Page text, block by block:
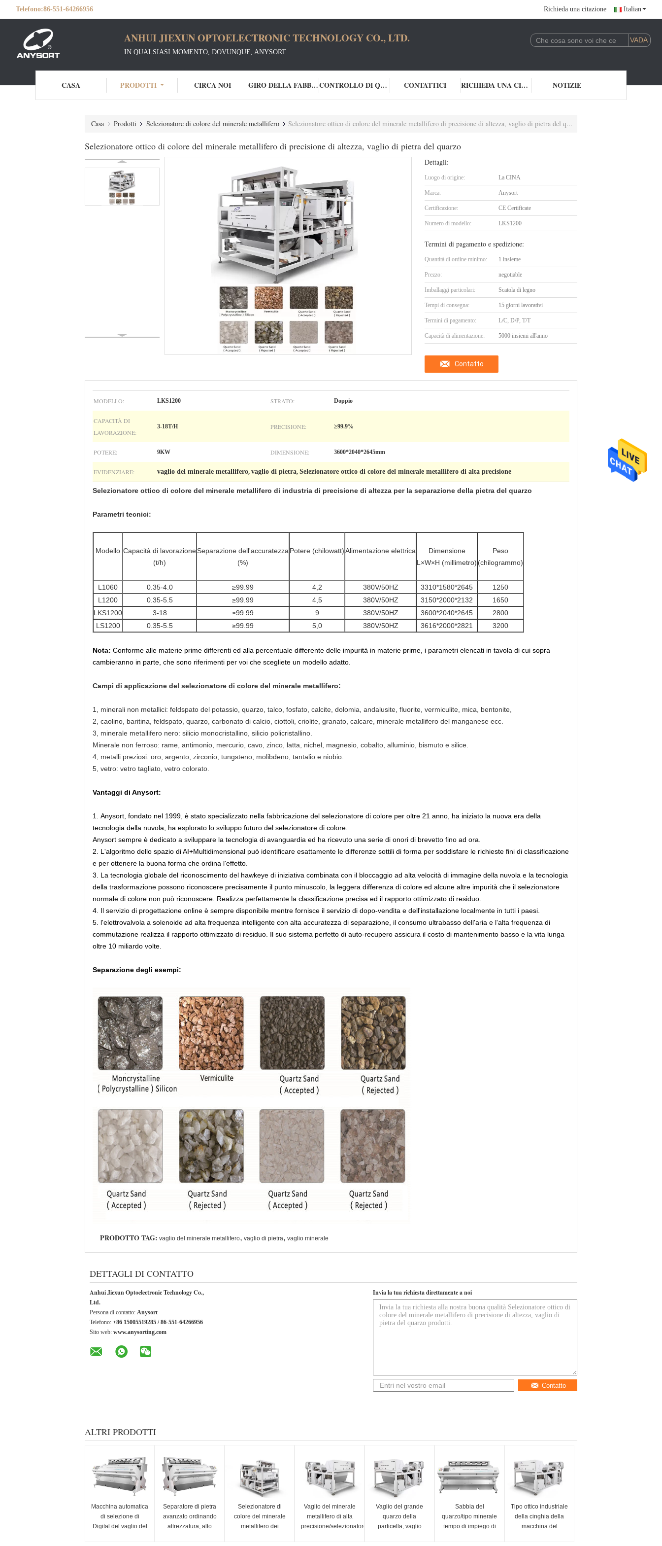
Telefono:86-551-64266956 Richieda una citazione Italian
ANHUI JIEXUN OPTOELECTRONIC TECHNOLOGY CO., LTD.
IN QUALSIASI MOMENTO, DOVUNQUE, ANYSORT
CASA PRODOTTI CIRCA NOI GIRO DELLA FABBRICA CONTROLLO DI QUALITÀ CONTATTICI RICHIEDA UNA CITAZIONE NOTIZIE
Casa Prodotti Selezionatore di colore del minerale metallifero Selezionatore ottico di colore del minerale metallifero di precisione di altezza, vaglio di pietra del quarzo
Selezionatore ottico di colore del minerale metallifero di precisione di altezza, vaglio di pietra del quarzo
Dettagli:
Luogo di origine: La CINA
Marca: Anysort
Certificazione: CE Certificate
Numero di modello: LKS1200
Termini di pagamento e spedizione:
Quantità di ordine minimo: 1 insieme
Prezzo: negotiable
Imballaggi particolari: Scatola di legno
Tempi di consegna: 15 giorni lavorativi
Termini di pagamento: L/C, D/P, T/T
Capacità di alimentazione: 5000 insiemi all'anno
Contatto
MODELLO: LKS1200 STRATO: Doppio
CAPACITÀ DI
LAVORAZIONE:
3-18T/H PRECISIONE: ≥99.9%
POTERE: 9KW DIMENSIONE: 3600*2040*2645mm
EVIDENZIARE: vaglio del minerale metallifero, vaglio di pietra, Selezionatore ottico di colore del minerale metallifero di alta precisione
Selezionatore ottico di colore del minerale metallifero di industria di precisione di altezza per la separazione della pietra del quarzo
Parametri tecnici:
Modello Capacità di lavorazione
(t/h)
Separazione dell'accuratezza
(%)
Potere (chilowatt)Alimentazione elettrica
Dimensione
L×W×H (millimetro)
Peso
(chilogrammo)
L1060 0.35-4.0 ≥99.99 4,2 380V/50HZ 3310*1580*2645
1250
L1200
0.35-5.5 ≥99.99 4,5 380V/50HZ 3150*2000*2132
1650
LKS1200
3-18 ≥99.99 9 380V/50HZ 3600*2040*2645
2800
LS1200
0.35-5.5 ≥99.99 5,0 380V/50HZ 3616*2000*2821 3200
Nota: Conforme alle materie prime differenti ed alla percentuale differente delle impurità in materie prime, i parametri elencati in tavola di cui sopra
cambieranno in parte, che sono riferimenti per voi che scegliete un modello adatto.
Campi di applicazione del selezionatore di colore del minerale metallifero:
1, minerali non metallici: feldspato del potassio, quarzo, talco, fosfato, calcite, dolomia, andalusite, fluorite, vermiculite, mica, bentonite,
2, caolino, baritina, feldspato, quarzo, carbonato di calcio, ciottoli, criolite, granato, calcare, minerale metallifero del manganese ecc.
3, minerale metallifero nero: silicio monocristallino, silicio policristallino.
Minerale non ferroso: rame, antimonio, mercurio, cavo, zinco, latta, nichel, magnesio, cobalto, alluminio, bismuto e silice.
4, metalli preziosi: oro, argento, zirconio, tungsteno, molibdeno, tantalio e niobio.
5, vetro: vetro tagliato, vetro colorato.
Vantaggi di Anysort:
1. Anysort, fondato nel 1999, è stato specializzato nella fabbricazione del selezionatore di colore per oltre 21 anno, ha iniziato la nuova era della
tecnologia della nuvola, ha esplorato lo sviluppo futuro del selezionatore di colore.
Anysort sempre è dedicato a sviluppare la tecnologia di avanguardia ed ha ricevuto una serie di onori di brevetto fino ad ora.
2. L'algoritmo dello spazio di AI+Multidimensional può identificare esattamente le differenze sottili di forma per soddisfare le richieste fini di classificazione
e per ottenere la buona forma che ordina l'effetto.
3. La tecnologia globale del riconoscimento del hawkeye di iniziativa combinata con il bloccaggio ad alta velocità di immagine della nuvola e la tecnologia
della trasformazione possono riconoscere precisamente il punto minuscolo, la leggera differenza di colore ed alcune altre impurità che il selezionatore
normale di colore non può riconoscere. Realizza perfettamente la classificazione precisa ed il rapporto ottimizzato di residuo.
4. Il servizio di progettazione online è sempre disponibile mentre fornisce il servizio di dopo-vendita e dell'installazione localmente in tutti i paesi.
5. l'elettrovalvola a solenoide ad alta frequenza intelligente con alta accuratezza di separazione, il consumo ultrabasso dell'aria e l'alta frequenza di
commutazione realizza il rapporto ottimizzato di residuo. Il suo sistema perfetto di auto-recupero assicura il costo di mantenimento basso e la vita lunga
oltre 10 miliardo volte.
Separazione degli esempi:
PRODOTTO TAG: vaglio del minerale metallifero, vaglio di pietra, vaglio minerale
DETTAGLI DI CONTATTO
Anhui Jiexun Optoelectronic Technology Co.,
Ltd.
Persona di contatto: Anysort
Telefono: +86 15005519285 / 86-551-64266956
Sito web: www.anysorting.com
Invia la tua richiesta direttamente a noi
Contatto
ALTRI PRODOTTI
Macchina automatica
di selezione di
Digital del vaglio del
Separatore di pietra
avanzato ordinando
attrezzatura, alto
Selezionatore di
colore del minerale
metallifero dei
Vaglio del minerale
metallifero di alta
precisione/selezionatore
Vaglio del grande
quarzo della
particella, vaglio
Sabbia del
quarzo/tipo minerale
tempo di impiego di
Tipo ottico industriale
della cinghia della
macchina del